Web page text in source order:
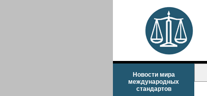
Новости мира
международных
стандартов